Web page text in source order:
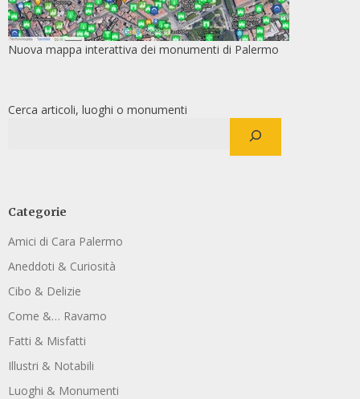
Nuova mappa interattiva dei monumenti di Palermo
Cerca articoli, luoghi o monumenti
Categorie
Amici di Cara Palermo
Aneddoti & Curiosità
Cibo & Delizie
Come &… Ravamo
Fatti & Misfatti
Illustri & Notabili
Luoghi & Monumenti